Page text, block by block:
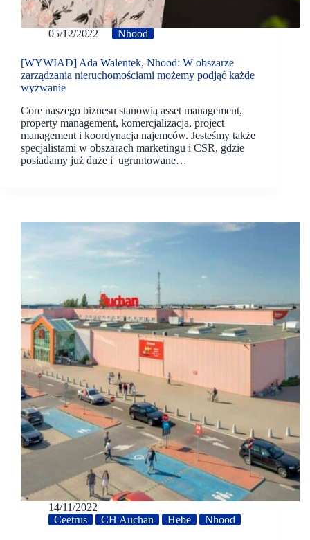
05/12/2022 Nhood
[WYWIAD] Ada Walentek, Nhood: W obszarze
zarządzania nieruchomościami możemy podjąć każde
wyzwanie
Core naszego biznesu stanowią asset management,
property management, komercjalizacja, project
management i koordynacja najemców. Jesteśmy także
specjalistami w obszarach marketingu i CSR, gdzie
posiadamy już duże i ugruntowane…
14/11/2022
Ceetrus
CH Auchan Hebe Nhood